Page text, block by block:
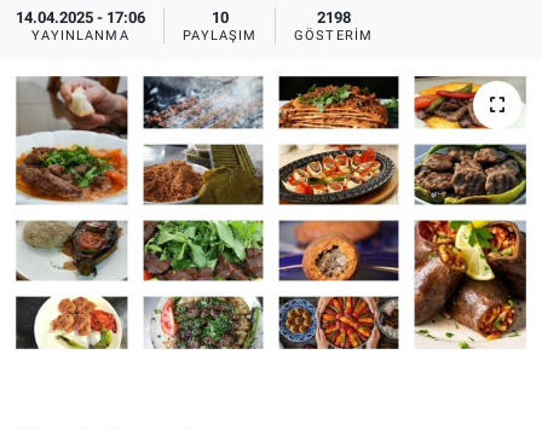
14.04.2025 - 17:06
YAYINLANMA
10
PAYLAŞIM
2198
GÖSTERIM
Eğlence
Ekonomi
Forum
Gerçeğin İzinde
Gün Başlıyor